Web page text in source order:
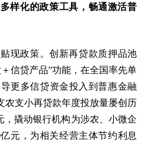
样化的政策工具，畅通激活普
现政策。创新再贷款质押品池
信贷产品”功能，在全国率先单
更多信贷资金投入到普惠金融
农支小再贷款年度投放量屡创历
，撬动银行机构为涉农、小微企
元，为相关经营主体节约利息